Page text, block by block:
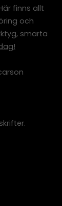
finns allt
och
smarta